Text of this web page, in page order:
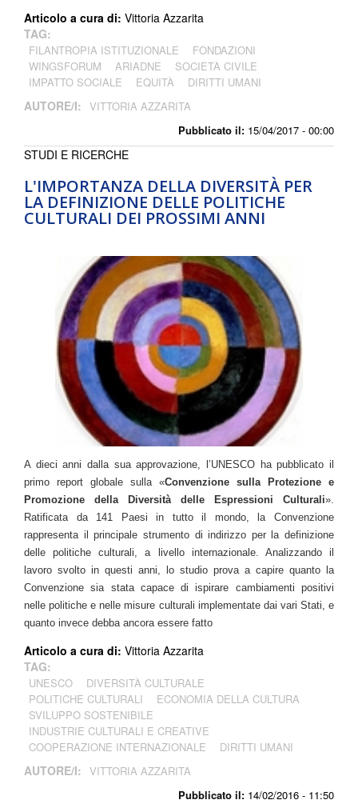
Pubblicato il: 15/04/2017 - 00:00
Articolo a cura di: Vittoria Azzarita
TAG:
FILANTROPIA ISTITUZIONALE
FONDAZIONI
WINGSFORUM
ARIADNE
SOCIETÀ CIVILE
IMPATTO SOCIALE
EQUITÀ DIRITTI UMANI
AUTORE/I: VITTORIA AZZARITA
L'IMPORTANZA DELLA DIVERSITÀ PER
LA DEFINIZIONE DELLE POLITICHE
CULTURALI DEI PROSSIMI ANNI
Pubblicato il: 14/02/2016 - 11:50
STUDI E RICERCHE
A dieci anni dalla sua approvazione, l’UNESCO ha pubblicato il
primo report globale sulla «Convenzione sulla Protezione e
Promozione della Diversità delle Espressioni Culturali».
Ratificata da 141 Paesi in tutto il mondo, la Convenzione
rappresenta il principale strumento di indirizzo per la definizione
delle politiche culturali, a livello internazionale. Analizzando il
lavoro svolto in questi anni, lo studio prova a capire quanto la
Convenzione sia stata capace di ispirare cambiamenti positivi
nelle politiche e nelle misure culturali implementate dai vari Stati, e
quanto invece debba ancora essere fatto
Articolo a cura di: Vittoria Azzarita
TAG:
UNESCO
DIVERSITÀ CULTURALE
POLITICHE CULTURALI
ECONOMIA DELLA CULTURA
SVILUPPO SOSTENIBILE
INDUSTRIE CULTURALI E CREATIVE
COOPERAZIONE INTERNAZIONALE
DIRITTI UMANI
AUTORE/I: VITTORIA AZZARITA